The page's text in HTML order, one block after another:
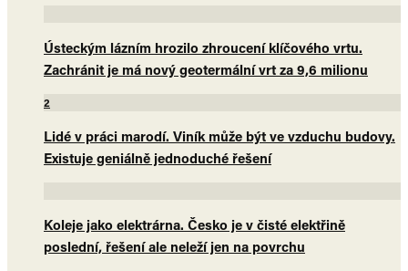
Ústeckým lázním hrozilo zhroucení klíčového vrtu.
Zachránit je má nový geotermální vrt za 9,6 milionu
2
Lidé v práci marodí. Viník může být ve vzduchu budovy.
Existuje geniálně jednoduché řešení
Koleje jako elektrárna. Česko je v čisté elektřině
poslední, řešení ale neleží jen na povrchu